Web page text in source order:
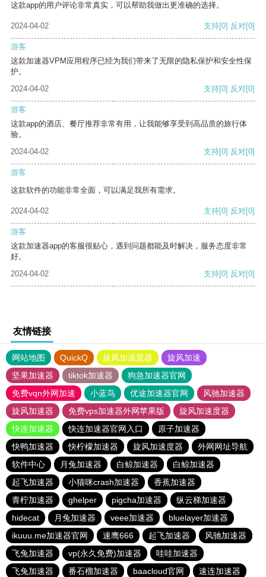
这款app的用户评论非常真实，可以帮助我做出更准确的选择。
2024-04-02 支持[0] 反对[0]
游客
这款加速器VPM应用程序已经为我们带来了无限的隐私保护和安全性保
护。
2024-04-02
支持[0] 反对[0]
游客
这款app的酒店、餐厅推荐非常有用，让我能够享受到高品质的旅行体
验。
2024-04-02
支持[0] 反对[0]
游客
这款软件的功能非常全面，可以满足我所有需求。
2024-04-02 支持[0] 反对[0]
游客
这款加速器app的客服很贴心，遇到问题都能及时解决，服务态度非常
好。
2024-04-02
支持[0] 反对[0]
友情链接
网站地图 QuickQ 旋风加速度器
旋风加速
坚果加速器
tiktok加速器
狗急加速器官网
免费vqn外网加速
小蓝鸟 优途加速器官网
风驰加速器
旋风加速器
免费vps加速器外网苹果版
旋风加速度器
快连加速器
快连加速器官网入口
原子加速器
快鸭加速器
快柠檬加速器 旋风加速度器
外网网址导航
软件中心
月兔加速器 白鲸加速器
白鲸加速器
起飞加速器
小猫咪crash加速器
香蕉加速器
青柠加速器
ghelper pigcha加速器
纵云梯加速器
hidecat
月兔加速器 veee加速器
bluelayer加速器
ikuuu.me加速器官网
速鹰666 起飞加速器
风驰加速器
飞兔加速器
vp(永久免费)加速器
哇哇加速器
飞兔加速器
番石榴加速器 baacloud官网 速连加速器